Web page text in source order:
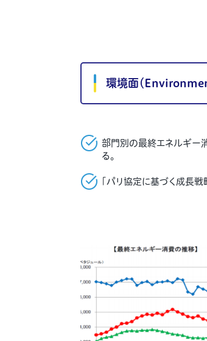
環境面（
部門別の最終エネルギー
る。
「パリ協定に基づく成長